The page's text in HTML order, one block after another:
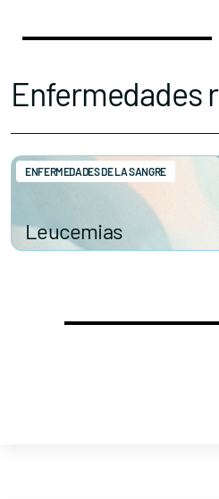
Enfermedades
Leucemias
ENFERMEDADES DE LA SANGRE